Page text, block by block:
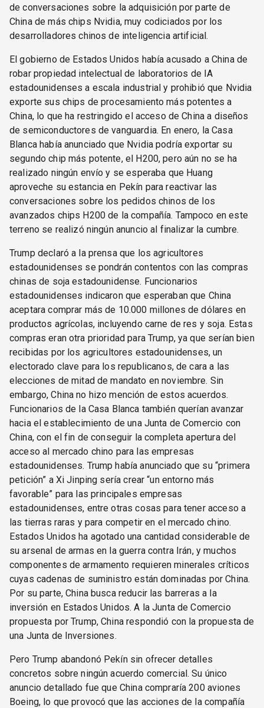
de conversaciones sobre la adquisición por parte de
China de más chips Nvidia, muy codiciados por los
desarrolladores chinos de inteligencia artificial.
El gobierno de Estados Unidos había acusado a China de
robar propiedad intelectual de laboratorios de IA
estadounidenses a escala industrial y prohibió que Nvidia
exporte sus chips de procesamiento más potentes a
China, lo que ha restringido el acceso de China a diseños
de semiconductores de vanguardia. En enero, la Casa
Blanca había anunciado que Nvidia podría exportar su
segundo chip más potente, el H200, pero aún no se ha
realizado ningún envío y se esperaba que Huang
aproveche su estancia en Pekín para reactivar las
conversaciones sobre los pedidos chinos de los
avanzados chips H200 de la compañía. Tampoco en este
terreno se realizó ningún anuncio al finalizar la cumbre.
Trump declaró a la prensa que los agricultores
estadounidenses se pondrán contentos con las compras
chinas de soja estadounidense. Funcionarios
estadounidenses indicaron que esperaban que China
aceptara comprar más de 10.000 millones de dólares en
productos agrícolas, incluyendo carne de res y soja. Estas
compras eran otra prioridad para Trump, ya que serían bien
recibidas por los agricultores estadounidenses, un
electorado clave para los republicanos, de cara a las
elecciones de mitad de mandato en noviembre. Sin
embargo, China no hizo mención de estos acuerdos.
Funcionarios de la Casa Blanca también querían avanzar
hacia el establecimiento de una Junta de Comercio con
China, con el fin de conseguir la completa apertura del
acceso al mercado chino para las empresas
estadounidenses. Trump había anunciado que su “primera
petición” a Xi Jinping sería crear “un entorno más
favorable” para las principales empresas
estadounidenses, entre otras cosas para tener acceso a
las tierras raras y para competir en el mercado chino.
Estados Unidos ha agotado una cantidad considerable de
su arsenal de armas en la guerra contra Irán, y muchos
componentes de armamento requieren minerales críticos
cuyas cadenas de suministro están dominadas por China.
Por su parte, China busca reducir las barreras a la
inversión en Estados Unidos. A la Junta de Comercio
propuesta por Trump, China respondió con la propuesta de
una Junta de Inversiones.
Pero Trump abandonó Pekín sin ofrecer detalles
concretos sobre ningún acuerdo comercial. Su único
anuncio detallado fue que China compraría 200 aviones
Boeing, lo que provocó que las acciones de la compañía